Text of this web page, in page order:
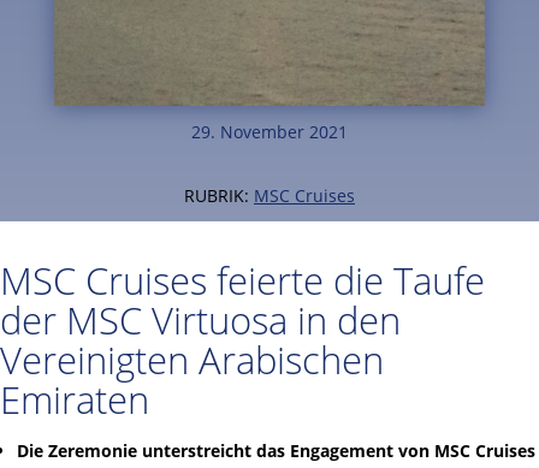
29. November 2021
RUBRIK: MSC Cruises
MSC Cruises feierte die Taufe
der MSC Virtuosa in den
Vereinigten Arabischen
Emiraten
Die Zeremonie unterstreicht das Engagement von MSC Cruises